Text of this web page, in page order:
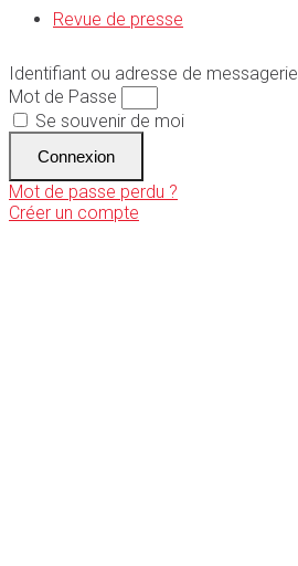
Revue de presse
Identifiant ou adresse de messagerie
Mot de Passe
Se souvenir de moi
Connexion
Mot de passe perdu ?
Créer un compte